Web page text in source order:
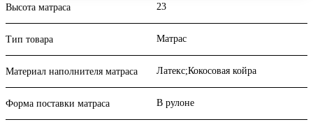
Высота матраса 23
Тип товара Матрас
Материал наполнителя матраса Латекс;Кокосовая койра
Форма поставки матраса В рулоне